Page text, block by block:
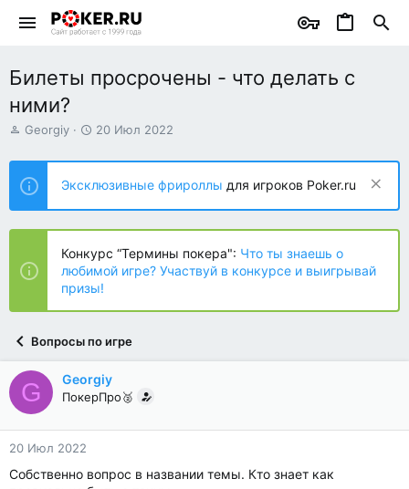
Билеты просрочены - что делать с
ними?
А
т
о
р
т
е
ы
Georgiy
Д
т
н
а
ч
л
а
20 Июл 2022
Эксклюзивные фрироллы для игроков Poker.ru
Конкурс “Термины покера": Что ты знаешь о
любимой игре? Участвуй в конкурсе и выигрывай
призы!
Вопросы по игре
G Georgiy
ПокерПро🥈
20 Июл 2022
Собственно вопрос в названии темы. Кто знает как